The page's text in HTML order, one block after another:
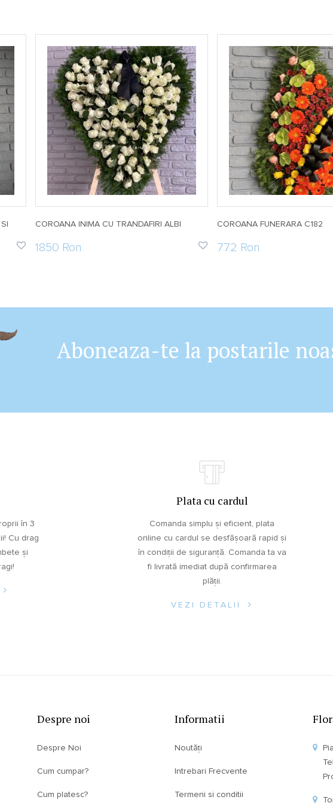
COROANA INIMA CU TRANDAFIRI ALBI
1850 Ron
COROANA FUNERARA C182
772 Ron
Aboneaza-te la postarile
în 3
Cu drag
și
Plata cu cardul
Comanda simplu și eficient, plata
online cu cardul se desfășoară rapid și
în condiții de siguranță. Comanda ta va
fi livrată imediat după confirmarea
plății.
VEZI DETALII
Despre noi
Despre Noi
Cum cumpar?
Cum platesc?
Informatii
Noutăți
Intrebari Frecvente
Termeni si conditii